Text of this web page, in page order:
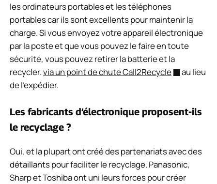
les ordinateurs portables et les téléphones
portables car ils sont excellents pour maintenir la
charge. Si vous envoyez votre appareil électronique
par la poste et que vous pouvez le faire en toute
sécurité, vous pouvez retirer la batterie et la
recycler.via un point de chute Call2Recycle
au lieu
de l’expédier.
Les fabricants d’électronique proposent-ils
le recyclage ?
Oui, et la plupart ont créé des partenariats avec des
détaillants pour faciliter le recyclage. Panasonic,
Sharp et Toshiba ont uni leurs forces pour créer